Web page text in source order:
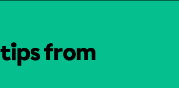
from